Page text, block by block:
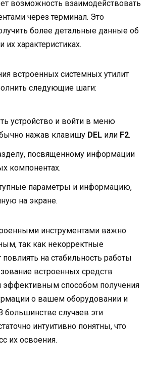
возможность взаимодействовать
через терминал. Это
более детальные данные об
их характеристиках.
встроенных системных утилит
следующие шаги:
устройство и войти в меню
нажав клавишу DEL или F2.
посвященному информации
компонентах.
параметры и информацию,
на экране.
инструментами важно
так как некорректные
на стабильность работы
встроенных средств
эффективным способом получения
о вашем оборудовании и
большинстве случаев эти
интуитивно понятны, что
их освоения.